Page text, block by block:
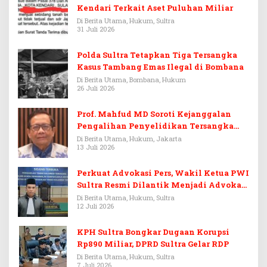
Kendari Terkait Aset Puluhan Miliar
Di Berita Utama, Hukum, Sultra
31 Juli 2026
Polda Sultra Tetapkan Tiga Tersangka
Kasus Tambang Emas Ilegal di Bombana
Di Berita Utama, Bombana, Hukum
26 Juli 2026
Prof. Mahfud MD Soroti Kejanggalan
Pengalihan Penyelidikan Tersangka
Febrie Adriansyah
Di Berita Utama, Hukum, Jakarta
13 Juli 2026
Perkuat Advokasi Pers, Wakil Ketua PWI
Sultra Resmi Dilantik Menjadi Advokat
PERADI
Di Berita Utama, Hukum, Sultra
12 Juli 2026
KPH Sultra Bongkar Dugaan Korupsi
Rp890 Miliar, DPRD Sultra Gelar RDP
Di Berita Utama, Hukum, Sultra
7 Juli 2026